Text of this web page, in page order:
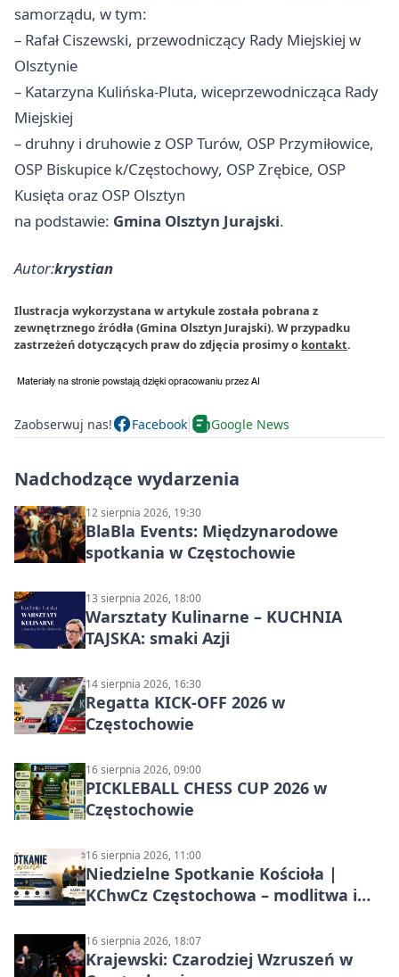
samorządu, w tym:
– Rafał Ciszewski, przewodniczący Rady Miejskiej w
Olsztynie
– Katarzyna Kulińska-Pluta, wiceprzewodnicząca Rady
Miejskiej
– druhny i druhowie z OSP Turów, OSP Przymiłowice,
OSP Biskupice k/Częstochowy, OSP Zrębice, OSP
Kusięta oraz OSP Olsztyn
na podstawie: Gmina Olsztyn Jurajski.
Autor:krystian
Ilustracja wykorzystana w artykule została pobrana z
zewnętrznego źródła (Gmina Olsztyn Jurajski). W przypadku
zastrzeżeń dotyczących praw do zdjęcia prosimy o kontakt.
Zaobserwuj nas! Facebook Google News
Nadchodzące wydarzenia
12 sierpnia 2026, 19:30
BlaBla Events: Międzynarodowe
spotkania w Częstochowie
13 sierpnia 2026, 18:00
Warsztaty Kulinarne – KUCHNIA
TAJSKA: smaki Azji
14 sierpnia 2026, 16:30
Regatta KICK-OFF 2026 w
Częstochowie
16 sierpnia 2026, 09:00
PICKLEBALL CHESS CUP 2026 w
Częstochowie
16 sierpnia 2026, 11:00
Niedzielne Spotkanie Kościoła |
KChwCz Częstochowa – modlitwa i
16 sierpnia 2026, 18:07
Krajewski: Czarodziej Wzruszeń w